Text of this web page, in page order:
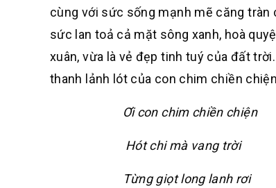
cùng với sức sống mạnh mẽ căng tràn
sức lan toả cả mặt sông xanh, hoà
xuân, vừa là vẻ đẹp tinh tuý của đất
thanh lảnh lót của con chim chiền
Ơi con chim chiền chiện
Hót chi mà vang trời
Từng giọt long lanh rơi